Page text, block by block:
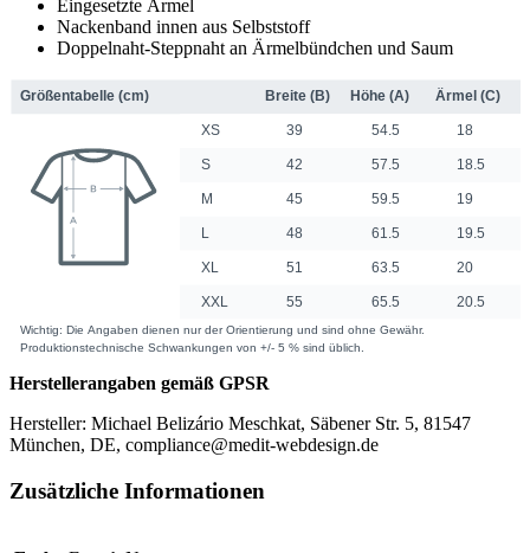
Eingesetzte Ärmel
Nackenband innen aus Selbststoff
Doppelnaht-Steppnaht an Ärmelbündchen und Saum
Herstellerangaben gemäß GPSR
Hersteller: Michael Belizário Meschkat, Säbener Str. 5, 81547
München, DE, compliance@medit-webdesign.de
Zusätzliche Informationen